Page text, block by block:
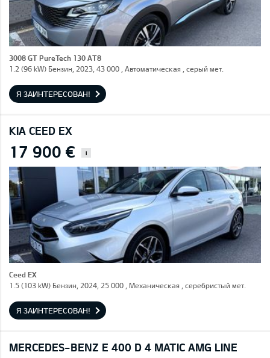
3008 GT PureTech 130 AT8
1.2 (96 kW) Бензин, 2023, 43 000 , Автоматическая , серый мет.
Я ЗАИНТЕРЕСОВАН!
KIA CEED EX
17 900 € i
Ceed EX
1.5 (103 kW) Бензин, 2024, 25 000 , Механическая , серебристый мет.
Я ЗАИНТЕРЕСОВАН!
MERCEDES-BENZ E 400 D 4 MATIC AMG LINE